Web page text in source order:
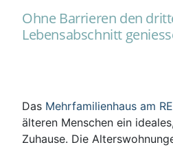
Ohne Barrieren den
Lebensabschnitt
Das Mehrfamilienhaus am
älteren Menschen ein
Zuhause. Die